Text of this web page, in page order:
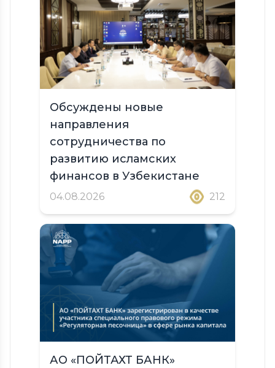
Обсуждены новые
направления
сотрудничества по
развитию исламских
финансов в Узбекистане
04.08.2026 212
АО «ПОЙТАХТ БАНК»